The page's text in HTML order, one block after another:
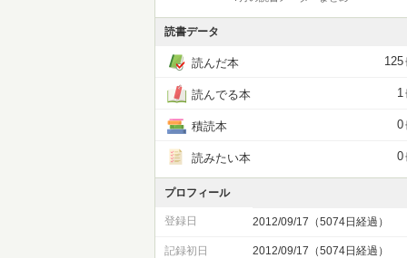
読書データ
読んだ本 125
読んでる本 1
積読本 0
読みたい本 0
プロフィール
登録日 2012/09/17（5074日経過）
記録初日 2012/09/17（5074日経過）